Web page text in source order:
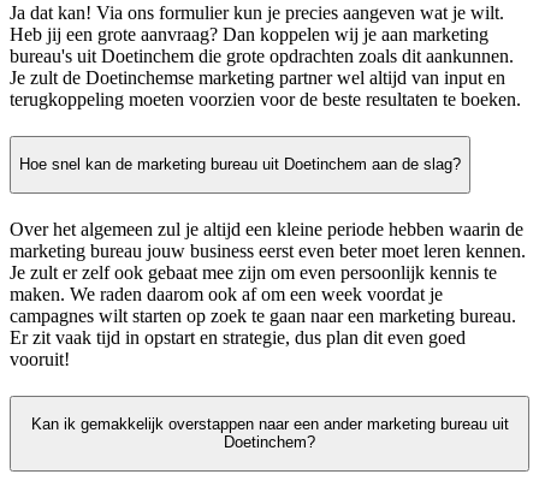
Ja dat kan! Via ons formulier kun je precies aangeven wat je wilt.
Heb jij een grote aanvraag? Dan koppelen wij je aan marketing
bureau's uit Doetinchem die grote opdrachten zoals dit aankunnen.
Je zult de Doetinchemse marketing partner wel altijd van input en
terugkoppeling moeten voorzien voor de beste resultaten te boeken.
Hoe snel kan de marketing bureau uit Doetinchem aan de slag?
Over het algemeen zul je altijd een kleine periode hebben waarin de
marketing bureau jouw business eerst even beter moet leren kennen.
Je zult er zelf ook gebaat mee zijn om even persoonlijk kennis te
maken. We raden daarom ook af om een week voordat je
campagnes wilt starten op zoek te gaan naar een marketing bureau.
Er zit vaak tijd in opstart en strategie, dus plan dit even goed
vooruit!
Kan ik gemakkelijk overstappen naar een ander marketing bureau uit
Doetinchem?